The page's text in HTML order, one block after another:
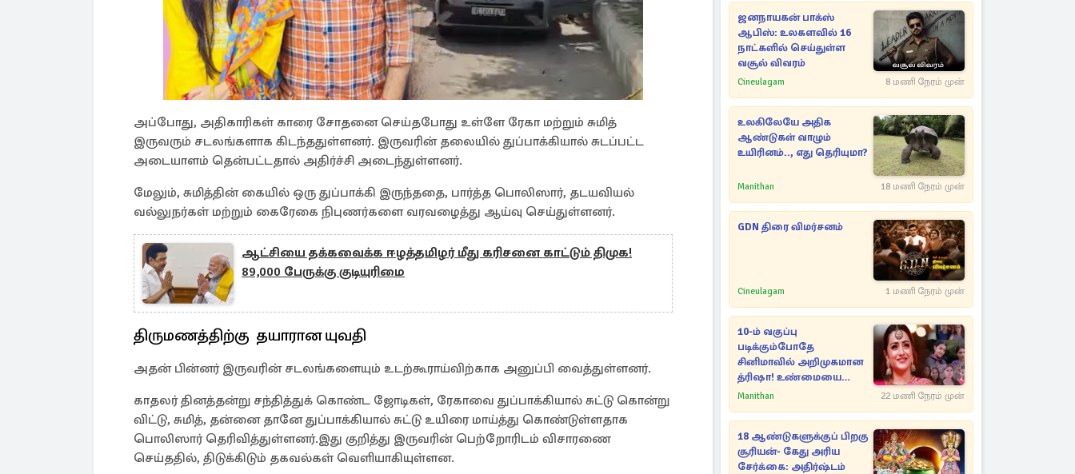
அப்போது, அதிகாரிகள் காரை சோதனை செய்தபோது உள்ளே ரேகா மற்றும் சுமித்
இருவரும் சடலங்களாக கிடந்ததுள்ளனர். இருவரின் தலையில் துப்பாக்கியால் சுடப்பட்ட
அடையாளம் தென்பட்டதால் அதிர்ச்சி அடைந்துள்ளனர்.
மேலும், சுமித்தின் கையில் ஒரு துப்பாக்கி இருந்ததை, பார்த்த பொலிஸார், தடயவியல்
வல்லுநர்கள் மற்றும் கைரேகை நிபுணர்களை வரவழைத்து ஆய்வு செய்துள்ளனர்.
ஆட்சியை தக்கவைக்க ஈழத்தமிழர் மீது கரிசனை காட்டும் திமுக!
89,000 பேருக்கு குடியுரிமை
திருமணத்திற்கு தயாரான யுவதி
அதன் பின்னர் இருவரின் சடலங்களையும் உடற்கூராய்விற்காக அனுப்பி வைத்துள்ளனர்.
காதலர் தினத்தன்று சந்தித்துக் கொண்ட ஜோடிகள், ரேகாவை துப்பாக்கியால் சுட்டு கொன்று
விட்டு, சுமித், தன்னை தானே துப்பாக்கியால் சுட்டு உயிரை மாய்த்து கொண்டுள்ளதாக
பொலிஸார் தெரிவித்துள்ளனர்.இது குறித்து இருவரின் பெற்றோரிடம் விசாரணை
செய்ததில், திடுக்கிடும் தகவல்கள் வெளியாகியுள்ளன.
ஜனநாயகன் பாக்ஸ்
ஆபிஸ்: உலகளவில் 16
நாட்களில் செய்துள்ள
வசூல் விவரம்
Cineulagam 8 மணி நேரம் முன்
உலகிலேயே அதிக
ஆண்டுகள் வாழும்
உயிரினம்.., எது தெரியுமா?
Manithan 18 மணி நேரம் முன்
GDN திரை விமர்சனம்
Cineulagam 1 மணி நேரம் முன்
10-ம் வகுப்பு
படிக்கும்போதே
சினிமாவில் அறிமுகமான
த்ரிஷா! உண்மையை
பகிர்ந்த இயக்குநர் பிரவீன்
Manithan 22 மணி நேரம் முன்
18 ஆண்டுகளுக்குப் பிறகு
சூரியன்- கேது அரிய
சேர்க்கை: அதிர்ஷ்டம்